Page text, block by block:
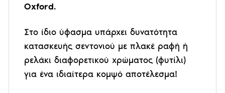
Oxford.
Στο ίδιο ύφασμα υπάρχει δυνατότητα
κατασκευής σεντονιού με πλακέ ραφή ή
ρελάκι διαφορετικού χρώματος (φυτίλι)
για ένα ιδιαίτερα κομψό αποτέλεσμα!